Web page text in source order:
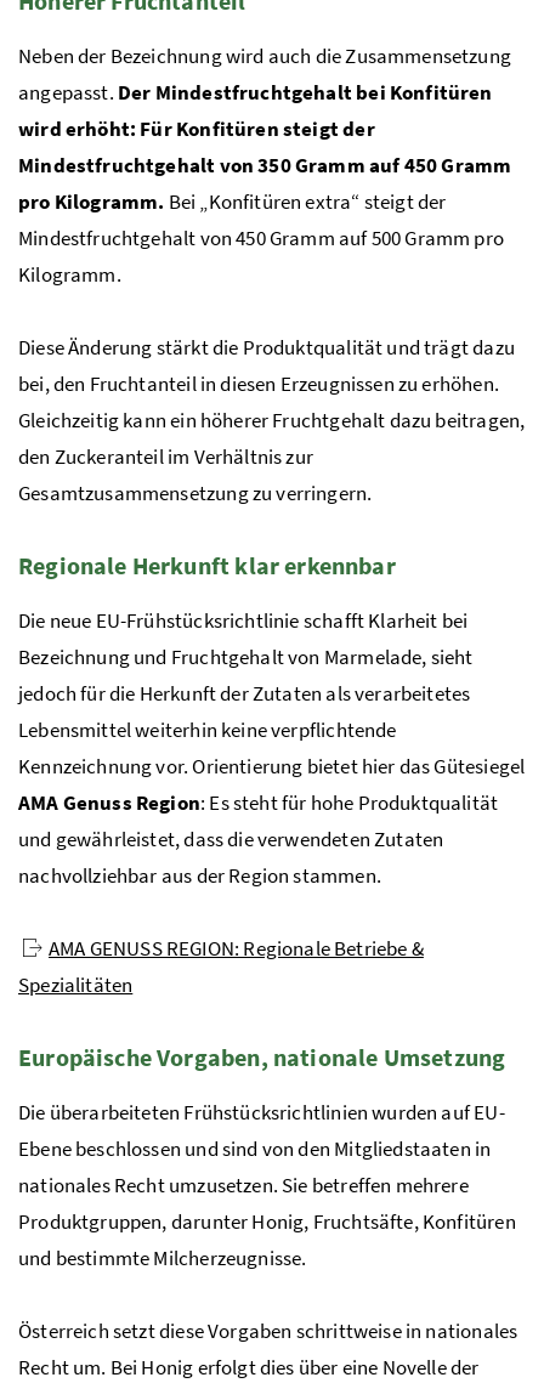
Neben der Bezeichnung wird auch die Zusammensetzung
angepasst. Der Mindestfruchtgehalt bei Konfitüren
wird erhöht: Für Konfitüren steigt der
Mindestfruchtgehalt von 350 Gramm auf 450 Gramm
pro Kilogramm. Bei „Konfitüren extra“ steigt der
Mindestfruchtgehalt von 450 Gramm auf 500 Gramm pro
Kilogramm.
Diese Änderung stärkt die Produktqualität und trägt dazu
bei, den Fruchtanteil in diesen Erzeugnissen zu erhöhen.
Gleichzeitig kann ein höherer Fruchtgehalt dazu beitragen,
den Zuckeranteil im Verhältnis zur
Gesamtzusammensetzung zu verringern.
Regionale Herkunft klar erkennbar
Die neue EU-Frühstücksrichtlinie schafft Klarheit bei
Bezeichnung und Fruchtgehalt von Marmelade, sieht
jedoch für die Herkunft der Zutaten als verarbeitetes
Lebensmittel weiterhin keine verpflichtende
Kennzeichnung vor. Orientierung bietet hier das Gütesiegel
AMA Genuss Region: Es steht für hohe Produktqualität
und gewährleistet, dass die verwendeten Zutaten
nachvollziehbar aus der Region stammen.
AMA GENUSS REGION: Regionale Betriebe &
Spezialitäten
Europäische Vorgaben, nationale Umsetzung
Die überarbeiteten Frühstücksrichtlinien wurden auf EU-
Ebene beschlossen und sind von den Mitgliedstaaten in
nationales Recht umzusetzen. Sie betreffen mehrere
Produktgruppen, darunter Honig, Fruchtsäfte, Konfitüren
und bestimmte Milcherzeugnisse.
Österreich setzt diese Vorgaben schrittweise in nationales
Recht um. Bei Honig erfolgt dies über eine Novelle der